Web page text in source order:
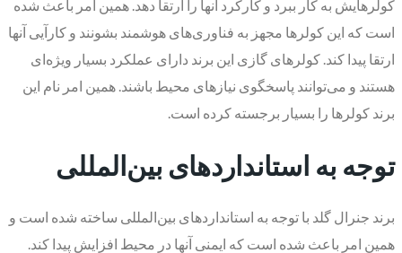
کولرهایش به کار ببرد و کارکرد آنها را ارتقا دهد. همین امر باعث شده
است که این کولرها مجهز به فناوری‌های هوشمند بشونند و کارآیی آنها
ارتقا پیدا کند. کولرهای گازی این برند دارای عملکرد بسیار ویژه‌ای
هستند و می‌توانند پاسخگوی نیازهای محیط باشند. همین امر نام این
برند کولرها را بسیار برجسته کرده است.
توجه به استانداردهای بین‌المللی
برند جنرال گلد با توجه به استانداردهای بین‌المللی ساخته شده است و
همین امر باعث شده است که ایمنی آنها در محیط افزایش پیدا کند.